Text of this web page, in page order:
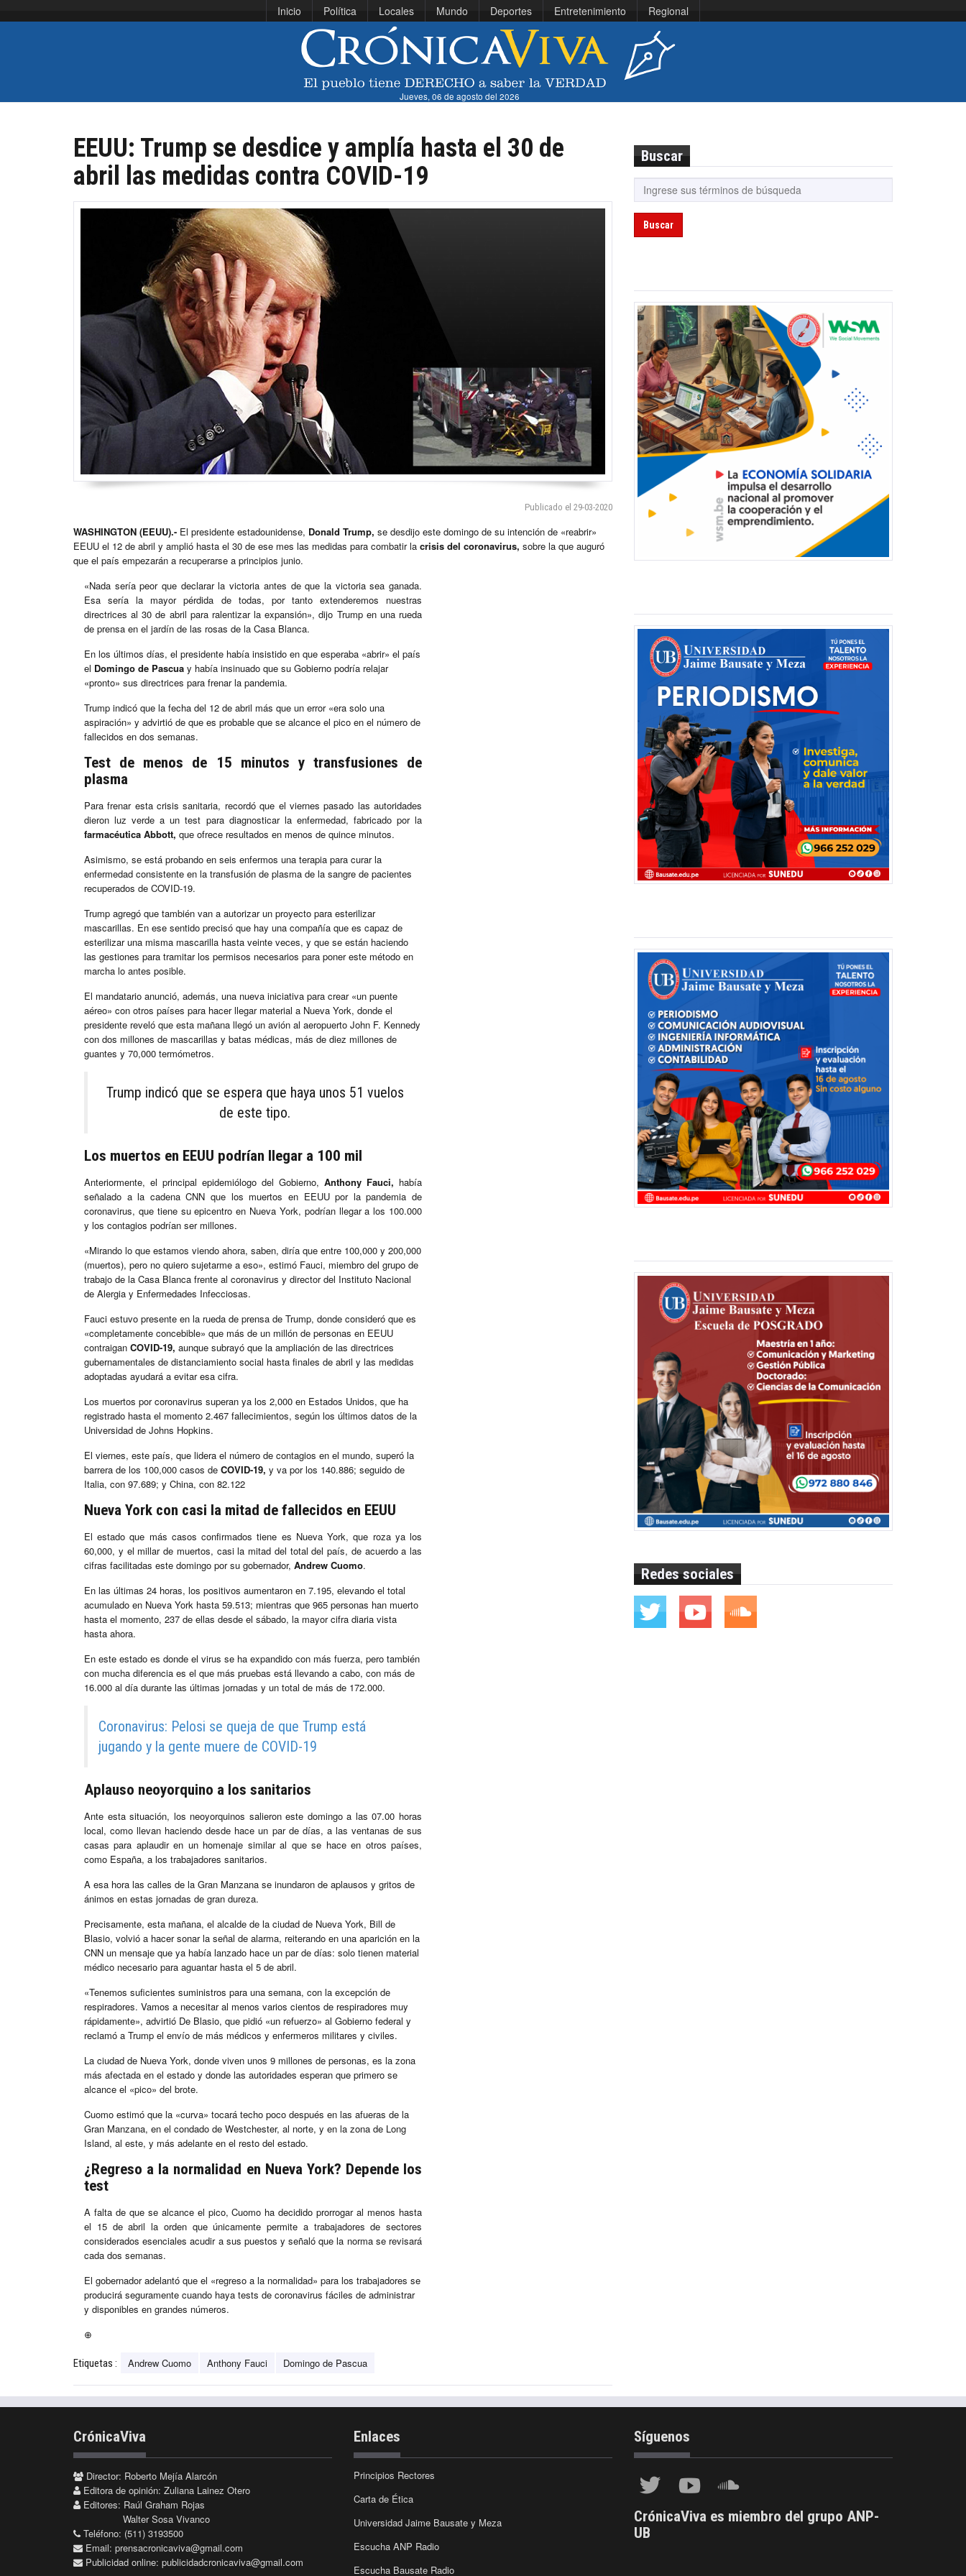
Inicio Política Locales Mundo Deportes Entretenimiento Regional
Jueves, 06 de agosto del 2026
EEUU: Trump se desdice y amplía hasta el 30 de
abril las medidas contra COVID-19
Publicado el 29-03-2020
WASHINGTON (EEUU).- El presidente estadounidense, Donald Trump, se desdijo este domingo de su intención de «reabrir»
EEUU el 12 de abril y amplió hasta el 30 de ese mes las medidas para combatir la crisis del coronavirus, sobre la que auguró
que el país empezarán a recuperarse a principios junio.
«Nada sería peor que declarar la victoria antes de que la victoria sea ganada.
Esa sería la mayor pérdida de todas, por tanto extenderemos nuestras
directrices al 30 de abril para ralentizar la expansión», dijo Trump en una rueda
de prensa en el jardín de las rosas de la Casa Blanca.
En los últimos días, el presidente había insistido en que esperaba «abrir» el país
el Domingo de Pascua y había insinuado que su Gobierno podría relajar
«pronto» sus directrices para frenar la pandemia.
Trump indicó que la fecha del 12 de abril más que un error «era solo una
aspiración» y advirtió de que es probable que se alcance el pico en el número de
fallecidos en dos semanas.
Test de menos de 15 minutos y transfusiones de
plasma
Para frenar esta crisis sanitaria, recordó que el viernes pasado las autoridades
dieron luz verde a un test para diagnosticar la enfermedad, fabricado por la
farmacéutica Abbott, que ofrece resultados en menos de quince minutos.
Asimismo, se está probando en seis enfermos una terapia para curar la
enfermedad consistente en la transfusión de plasma de la sangre de pacientes
recuperados de COVID-19.
Trump agregó que también van a autorizar un proyecto para esterilizar
mascarillas. En ese sentido precisó que hay una compañía que es capaz de
esterilizar una misma mascarilla hasta veinte veces, y que se están haciendo
las gestiones para tramitar los permisos necesarios para poner este método en
marcha lo antes posible.
El mandatario anunció, además, una nueva iniciativa para crear «un puente
aéreo» con otros países para hacer llegar material a Nueva York, donde el
presidente reveló que esta mañana llegó un avión al aeropuerto John F. Kennedy
con dos millones de mascarillas y batas médicas, más de diez millones de
guantes y 70,000 termómetros.
Trump indicó que se espera que haya unos 51 vuelos
de este tipo.
Los muertos en EEUU podrían llegar a 100 mil
Anteriormente, el principal epidemiólogo del Gobierno, Anthony Fauci, había
señalado a la cadena CNN que los muertos en EEUU por la pandemia de
coronavirus, que tiene su epicentro en Nueva York, podrían llegar a los 100.000
y los contagios podrían ser millones.
«Mirando lo que estamos viendo ahora, saben, diría que entre 100,000 y 200,000
(muertos), pero no quiero sujetarme a eso», estimó Fauci, miembro del grupo de
trabajo de la Casa Blanca frente al coronavirus y director del Instituto Nacional
de Alergia y Enfermedades Infecciosas.
Fauci estuvo presente en la rueda de prensa de Trump, donde consideró que es
«completamente concebible» que más de un millón de personas en EEUU
contraigan COVID-19, aunque subrayó que la ampliación de las directrices
gubernamentales de distanciamiento social hasta finales de abril y las medidas
adoptadas ayudará a evitar esa cifra.
Los muertos por coronavirus superan ya los 2,000 en Estados Unidos, que ha
registrado hasta el momento 2.467 fallecimientos, según los últimos datos de la
Universidad de Johns Hopkins.
El viernes, este país, que lidera el número de contagios en el mundo, superó la
barrera de los 100,000 casos de COVID-19, y va por los 140.886; seguido de
Italia, con 97.689; y China, con 82.122
Nueva York con casi la mitad de fallecidos en EEUU
El estado que más casos confirmados tiene es Nueva York, que roza ya los
60,000, y el millar de muertos, casi la mitad del total del país, de acuerdo a las
cifras facilitadas este domingo por su gobernador, Andrew Cuomo.
En las últimas 24 horas, los positivos aumentaron en 7.195, elevando el total
acumulado en Nueva York hasta 59.513; mientras que 965 personas han muerto
hasta el momento, 237 de ellas desde el sábado, la mayor cifra diaria vista
hasta ahora.
En este estado es donde el virus se ha expandido con más fuerza, pero también
con mucha diferencia es el que más pruebas está llevando a cabo, con más de
16.000 al día durante las últimas jornadas y un total de más de 172.000.
Coronavirus: Pelosi se queja de que Trump está
jugando y la gente muere de COVID-19
Aplauso neoyorquino a los sanitarios
Ante esta situación, los neoyorquinos salieron este domingo a las 07.00 horas
local, como llevan haciendo desde hace un par de días, a las ventanas de sus
casas para aplaudir en un homenaje similar al que se hace en otros países,
como España, a los trabajadores sanitarios.
A esa hora las calles de la Gran Manzana se inundaron de aplausos y gritos de
ánimos en estas jornadas de gran dureza.
Precisamente, esta mañana, el alcalde de la ciudad de Nueva York, Bill de
Blasio, volvió a hacer sonar la señal de alarma, reiterando en una aparición en la
CNN un mensaje que ya había lanzado hace un par de días: solo tienen material
médico necesario para aguantar hasta el 5 de abril.
«Tenemos suficientes suministros para una semana, con la excepción de
respiradores. Vamos a necesitar al menos varios cientos de respiradores muy
rápidamente», advirtió De Blasio, que pidió «un refuerzo» al Gobierno federal y
reclamó a Trump el envío de más médicos y enfermeros militares y civiles.
La ciudad de Nueva York, donde viven unos 9 millones de personas, es la zona
más afectada en el estado y donde las autoridades esperan que primero se
alcance el «pico» del brote.
Cuomo estimó que la «curva» tocará techo poco después en las afueras de la
Gran Manzana, en el condado de Westchester, al norte, y en la zona de Long
Island, al este, y más adelante en el resto del estado.
¿Regreso a la normalidad en Nueva York? Depende los
test
A falta de que se alcance el pico, Cuomo ha decidido prorrogar al menos hasta
el 15 de abril la orden que únicamente permite a trabajadores de sectores
considerados esenciales acudir a sus puestos y señaló que la norma se revisará
cada dos semanas.
El gobernador adelantó que el «regreso a la normalidad» para los trabajadores se
producirá seguramente cuando haya tests de coronavirus fáciles de administrar
y disponibles en grandes números.
⊕
Etiquetas : Andrew Cuomo Anthony Fauci Domingo de Pascua
Buscar
Buscar
Redes sociales
CrónicaViva
Director: Roberto Mejía Alarcón
Editora de opinión: Zuliana Lainez Otero
Editores: Raúl Graham Rojas
Walter Sosa Vivanco
Teléfono: (511) 3193500
Email: prensacronicaviva@gmail.com
Publicidad online: publicidadcronicaviva@gmail.com
Enlaces
Principios Rectores
Carta de Ética
Universidad Jaime Bausate y Meza
Escucha ANP Radio
Escucha Bausate Radio
Síguenos
CrónicaViva es miembro del grupo ANP-
UB